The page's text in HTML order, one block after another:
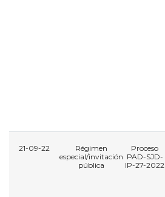
21-09-22
Régimen
especial/invitación
pública
Proceso
PAD-SJD-
IP-27-2022